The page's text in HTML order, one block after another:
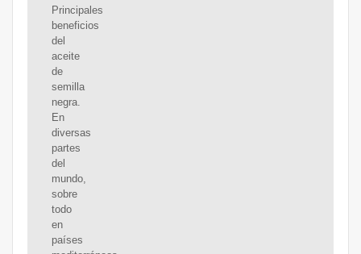
Principales
beneficios
del
aceite
de
semilla
negra.
En
diversas
partes
del
mundo,
sobre
todo
en
países